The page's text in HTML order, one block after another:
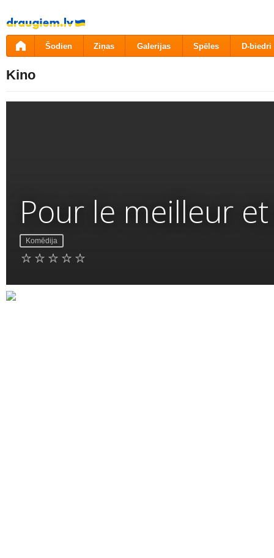
Pāriet
uz
saturu
Šodien Ziņas Galerijas Spēles D-biedri
Kino
Pour le meilleur
Komēdija